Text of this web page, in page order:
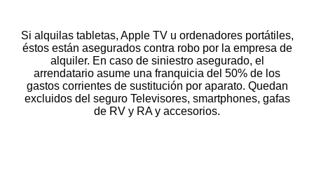
Si alquilas tabletas, Apple TV u ordenadores portátiles,
éstos están asegurados contra robo por la empresa de
alquiler. En caso de siniestro asegurado, el
arrendatario asume una franquicia del 50% de los
gastos corrientes de sustitución por aparato. Quedan
excluidos del seguro Televisores, smartphones, gafas
de RV y RA y accesorios.